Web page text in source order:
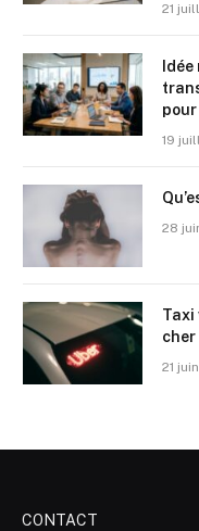
21
19
28
Taxi
cher
21
CONTACT